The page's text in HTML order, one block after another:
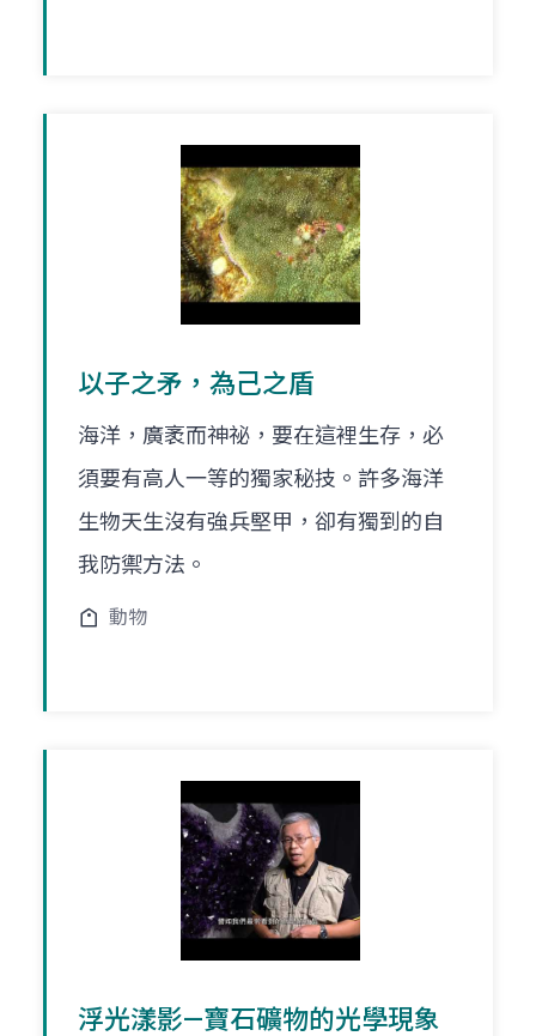
以子之矛，為己之盾
海洋，廣袤而神祕，要在這裡生存，必
須要有高人一等的獨家秘技。許多海洋
生物天生沒有強兵堅甲，卻有獨到的自
我防禦方法。
動物
浮光漾影—寶石礦物的光學現象